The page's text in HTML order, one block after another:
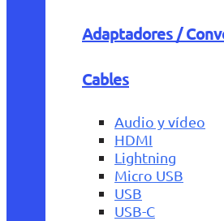
Adaptadores /
Cables
Audio y vídeo
HDMI
Lightning
Micro USB
USB
USB-C